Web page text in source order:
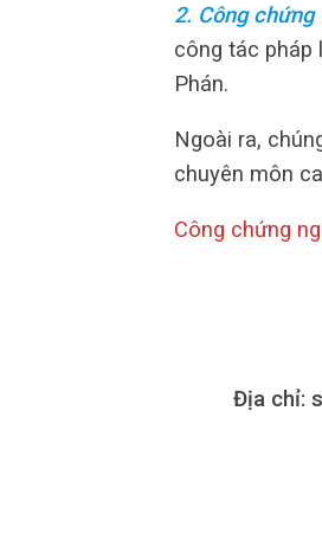
2. Công chứng
công tác pháp
Phán.
Ngoài ra,
chuyên môn
Công chứng
Địa chỉ: